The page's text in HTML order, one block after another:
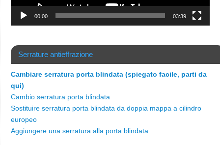
00:00 03:39
Serrature antieffrazione
Cambiare serratura porta blindata (spiegato facile, parti da
qui)
Cambio serratura porta blindata
Sostituire serratura porta blindata da doppia mappa a cilindro
europeo
Aggiungere una serratura alla porta blindata